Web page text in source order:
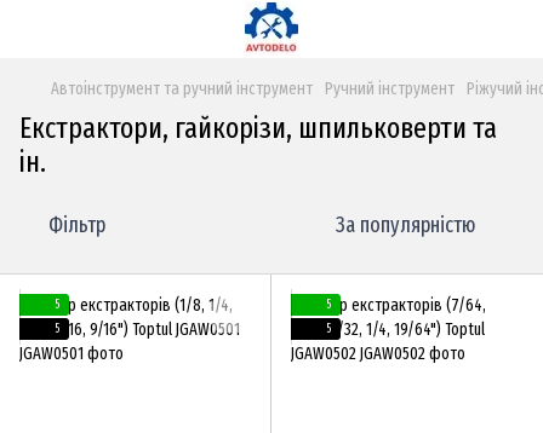
Автоінструмент та ручний інструмент Ручний інструмент Ріжучий
Екстрактори, гайкорізи, шпильковерти та
ін.
Фільтр За популярністю
5
5
5
5